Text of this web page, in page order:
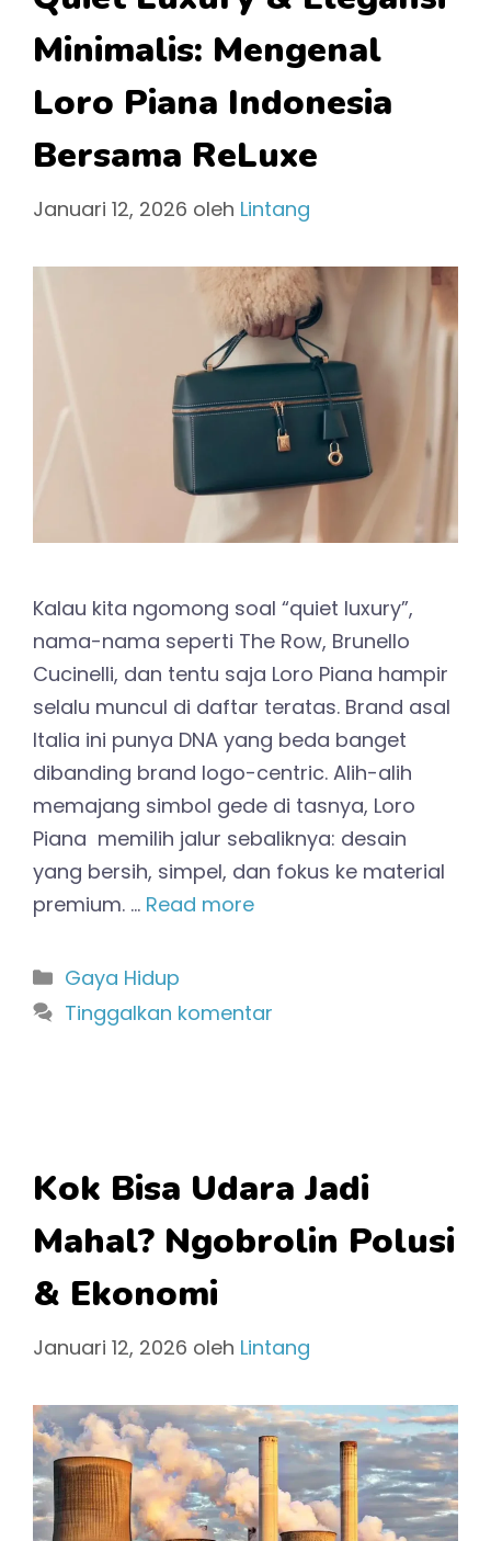
Minimalis: Mengenal
Loro Piana Indonesia
Bersama ReLuxe
Januari 12, 2026 oleh Lintang
Kalau kita ngomong soal “quiet luxury”,
nama-nama seperti The Row, Brunello
Cucinelli, dan tentu saja Loro Piana hampir
selalu muncul di daftar teratas. Brand asal
Italia ini punya DNA yang beda banget
dibanding brand logo-centric. Alih-alih
memajang simbol gede di tasnya, Loro
Piana memilih jalur sebaliknya: desain
yang bersih, simpel, dan fokus ke material
premium. … Read more
Kategori
Gaya Hidup
Tinggalkan komentar
Kok Bisa Udara Jadi
Mahal? Ngobrolin Polusi
& Ekonomi
Januari 12, 2026 oleh Lintang